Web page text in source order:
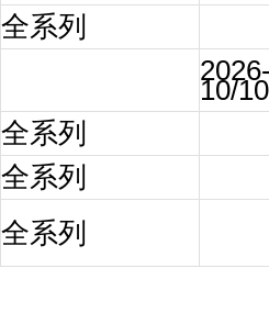
全系列
10/
全系列
全系列
全系列